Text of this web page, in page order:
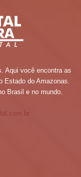
Aqui você encontra as
Estado do Amazonas.
Brasil e no mundo.